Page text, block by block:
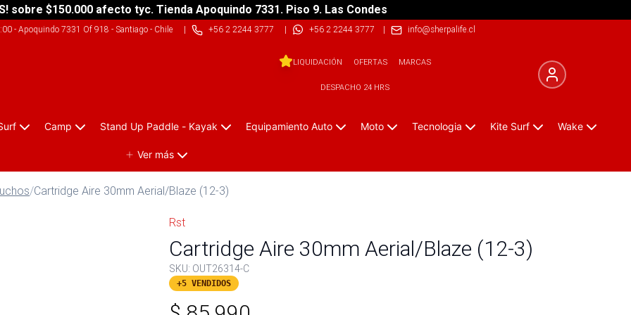
sobre $150.000 afecto tyc. Tienda Apoquindo 7331. Piso 9. Las Condes
- Apoquindo 7331 Of 918 - Santiago - Chile| +56 2 2244 3777 | +56 2 2244 3777 | info@sherpalife.cl
LIQUIDACIÓN OFERTAS MARCAS
DESPACHO 24 HRS
Camp Stand Up Paddle - Kayak Equipamiento Auto Moto Tecnologia Kite Surf Wake
Ver más
/Cartridge Aire 30mm Aerial/Blaze (12-3)
Rst
Cartridge Aire 30mm Aerial/Blaze (12-3)
SKU: OUT26314-C
+5 VENDIDOS